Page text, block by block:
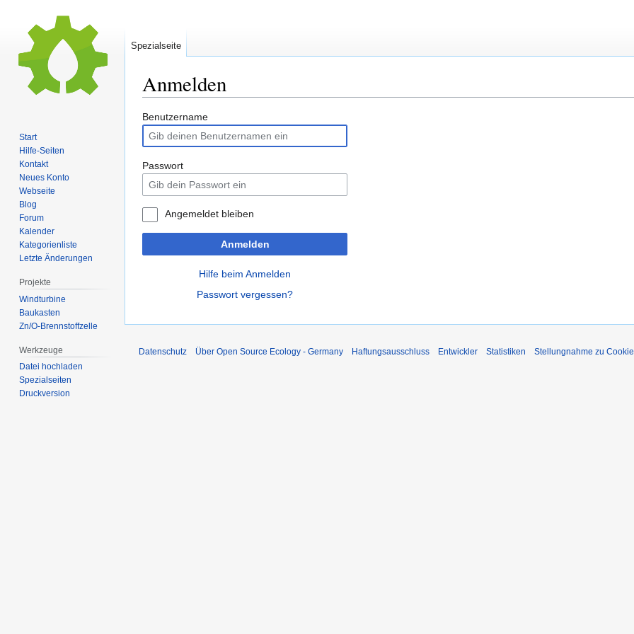
Anmelden
Zur
Navigation
springen
Zur
Suche
springen
Benutzername
Passwort
Angemeldet bleiben
Anmelden
Hilfe beim Anmelden
Passwort vergessen?
Spezialseite
Start
Hilfe-Seiten
Kontakt
Neues Konto
Webseite
Blog
Forum
Kalender
Kategorienliste
Letzte Änderungen
Projekte
Windturbine
Baukasten
Zn/O-Brennstoffzelle
Werkzeuge
Datei hochladen
Spezialseiten
Druckversion
Datenschutz Über Open Source Ecology - Germany Haftungsausschluss Entwickler Statistiken Stellungnahme zu